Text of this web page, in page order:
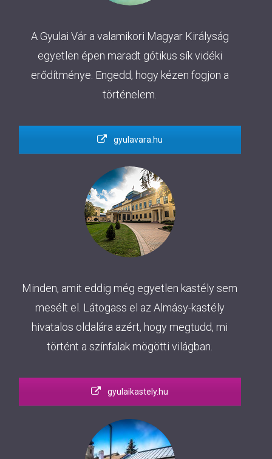
A Gyulai Vár a valamikori Magyar Királyság
egyetlen épen maradt gótikus sík vidéki
erődítménye. Engedd, hogy kézen fogjon a
történelem.
gyulavara.hu
Minden, amit eddig még egyetlen kastély sem
mesélt el. Látogass el az Almásy-kastély
hivatalos oldalára azért, hogy megtudd, mi
történt a színfalak mögötti világban.
gyulaikastely.hu